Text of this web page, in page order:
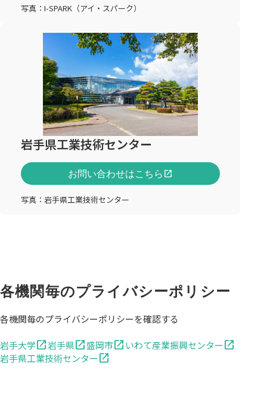
写真：I-SPARK（アイ・スパーク）
岩手県工業技術センター
お問い合わせはこちら open_in_new
写真：岩手県工業技術センター
各機関毎のプライバシーポリシー
各機関毎のプライバシーポリシーを確認する
岩手大学open_in_new岩手県open_in_new盛岡市open_in_new いわて産業振興センターopen_in_new
岩手県工業技術センターopen_in_new